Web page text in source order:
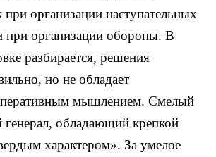
при организации наступательных
при организации обороны. В
разбирается, решения
но не обладает
мышлением. Смелый
обладающий крепкой
характером». За умелое